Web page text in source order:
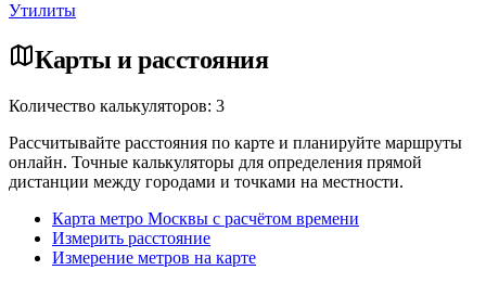
Утилиты
Карты и расстояния
Количество калькуляторов: 3
Рассчитывайте расстояния по карте и планируйте маршруты
онлайн. Точные калькуляторы для определения прямой
дистанции между городами и точками на местности.
Карта метро Москвы с расчётом времени
Измерить расстояние
Измерение метров на карте